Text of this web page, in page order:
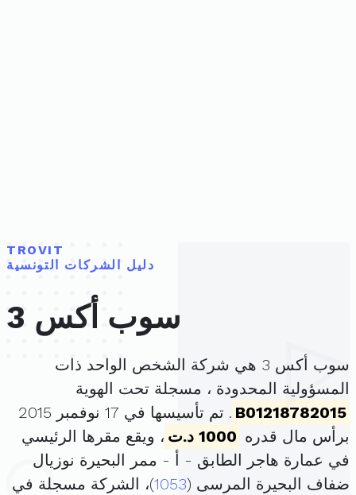
TROVIT
دليل الشركات التونسية
سوب أكس 3
سوب أكس 3 هي شركة الشخص الواحد ذات
المسؤولية المحدودة ، مسجلة تحت الهوية
B01218782015
. تم تأسيسها في 17 نوفمبر 2015
برأس مال قدره 1000 د.ت
، ويقع مقرها الرئيسي
في عمارة هاجر الطابق - أ - ممر البحيرة نوزيال
ضفاف البحيرة المرسى (1053)، الشركة مسجلة في